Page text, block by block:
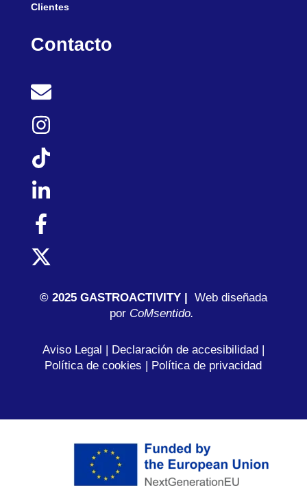
Clientes
Contacto
© 2025 GASTROACTIVITY | Web diseñada
porCoMsentido.
Aviso Legal | Declaración de accesibilidad|
Política de cookies | Política de privacidad